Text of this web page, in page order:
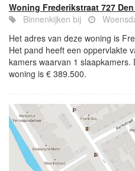
Woning Frederikstraat 727 Den
Binnenkijken bij
Het adres van deze woning is
Het pand heeft een oppervlakte
kamers waarvan 1
woning is € 389.500.